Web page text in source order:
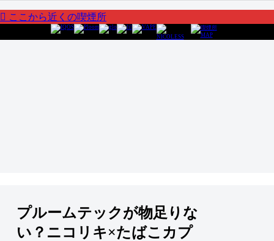
ここから近くの喫煙所
プルームテックが物足りな
い？ニコリキ×たばこカプ